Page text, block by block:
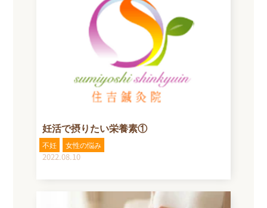
妊活で摂りたい栄養素①
不妊 女性の悩み
2022.08.10